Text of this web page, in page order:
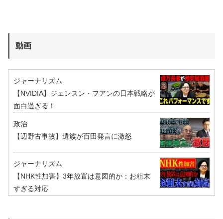
動画
ジャーナリズム
【NVIDIA】ジェンスン・フアンの日本戦略が
面白過ぎる！
政治
【辺野古事故】遺族が百田発言に激怒
ジャーナリズム
【NHK性加害】3年放置は意図的か：お粗末
すぎる対応